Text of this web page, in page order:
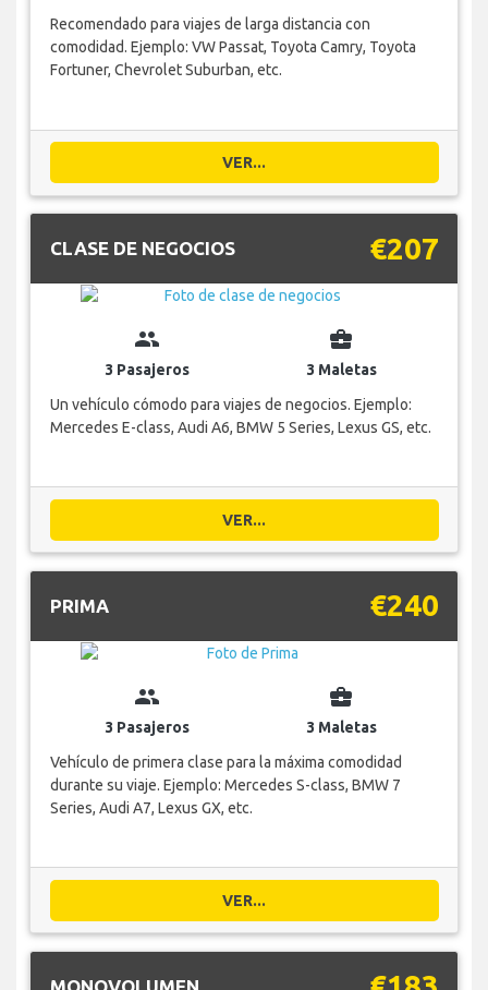
Recomendado para viajes de larga distancia con
comodidad. Ejemplo: VW Passat, Toyota Camry, Toyota
Fortuner, Chevrolet Suburban, etc.
VER...
CLASE DE NEGOCIOS €207
group
3 Pasajeros
business_center
3 Maletas
Un vehículo cómodo para viajes de negocios. Ejemplo:
Mercedes E-class, Audi A6, BMW 5 Series, Lexus GS, etc.
VER...
PRIMA €240
group
3 Pasajeros
business_center
3 Maletas
Vehículo de primera clase para la máxima comodidad
durante su viaje. Ejemplo: Mercedes S-class, BMW 7
Series, Audi A7, Lexus GX, etc.
VER...